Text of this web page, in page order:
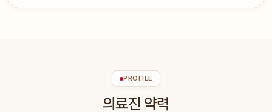
PROFILE
의료진 약력